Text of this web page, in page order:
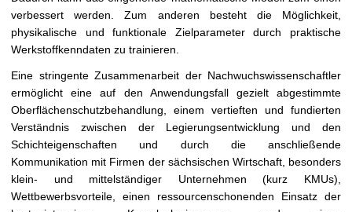
verbessert werden. Zum anderen besteht die Möglichkeit,
physikalische und funktionale Zielparameter durch praktische
Werkstoffkenndaten zu trainieren.
Eine stringente Zusammenarbeit der Nachwuchswissenschaftler
ermöglicht eine auf den Anwendungsfall gezielt abgestimmte
Oberflächenschutzbehandlung, einem vertieften und fundierten
Verständnis zwischen der Legierungsentwicklung und den
Schichteigenschaften und durch die anschließende
Kommunikation mit Firmen der sächsischen Wirtschaft, besonders
klein- und mittelständiger Unternehmen (kurz KMUs),
Wettbewerbsvorteile, einen ressourcenschonenden Einsatz der